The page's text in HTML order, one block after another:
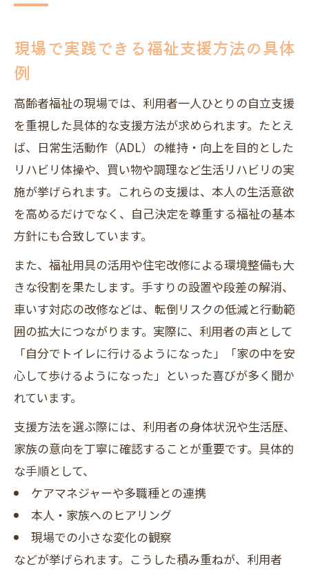
現場で実践できる福祉支援方法の具体
例
高齢者福祉の現場では、利用者一人ひとりの自立支援
を重視した具体的な支援方法が求められます。たとえ
ば、日常生活動作（ADL）の維持・向上を目的とした
リハビリ体操や、買い物や調理など生活リハビリの実
施が挙げられます。これらの支援は、本人の生活意欲
を高めるだけでなく、自己決定を尊重する福祉の基本
方針にも合致しています。
また、福祉用具の活用や住宅改修による環境整備も大
きな役割を果たします。手すりの設置や段差の解消、
車いす対応の改修などは、転倒リスクの低減と行動範
囲の拡大につながります。実際に、利用者の声として
「自分でトイレに行けるようになった」「家の中を安
心して歩けるようになった」といった喜びが多く聞か
れています。
支援方法を選ぶ際には、利用者の身体状況や生活歴、
家族の意向を丁寧に確認することが重要です。具体的
な手順として、
ケアマネジャーや多職種との連携
本人・家族へのヒアリング
現場での小さな変化の観察
などが挙げられます。こうした積み重ねが、利用者